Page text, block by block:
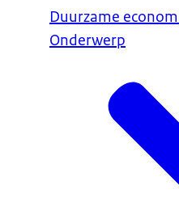
Duurzame
Onderwerp